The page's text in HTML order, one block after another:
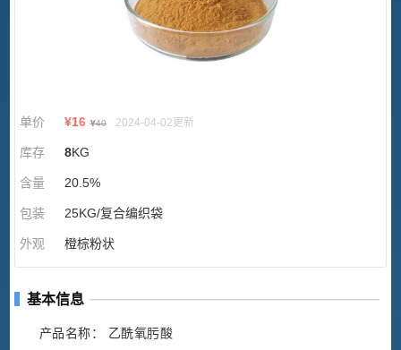
单价 ¥16 ¥40 2024-04-02更新
库存 8KG
含量 20.5%
包装 25KG/复合编织袋
外观 橙棕粉状
基本信息
产品名称： 乙酰氧肟酸